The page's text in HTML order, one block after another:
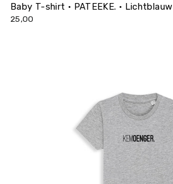
Baby T-shirt • PATEEKE. • Lichtblauw
25,00